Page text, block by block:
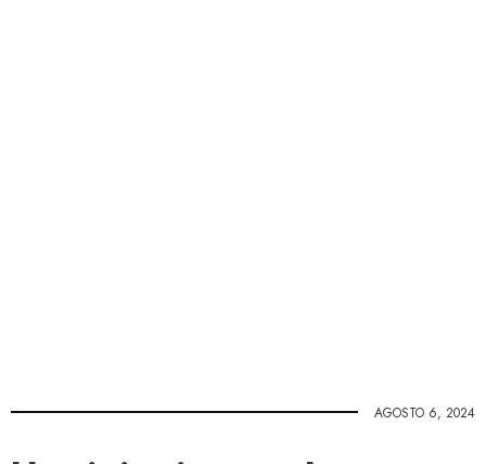
AGOSTO 6, 2024